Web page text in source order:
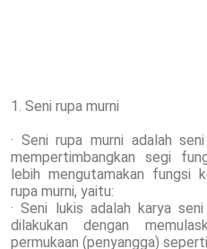
1. Seni rupa murni
· Seni rupa murni adalah
mempertimbangkan segi
lebih mengutamakan fungsi
rupa murni, yaitu:
· Seni lukis adalah karya
dilakukan dengan
permukaan (penyangga)